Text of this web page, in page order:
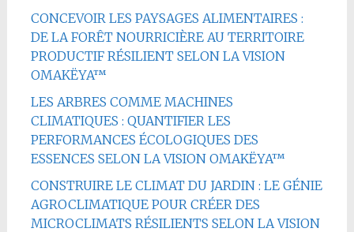
CONCEVOIR LES PAYSAGES ALIMENTAIRES :
DE LA FORÊT NOURRICIÈRE AU TERRITOIRE
PRODUCTIF RÉSILIENT SELON LA VISION
OMAKËYA™
LES ARBRES COMME MACHINES
CLIMATIQUES : QUANTIFIER LES
PERFORMANCES ÉCOLOGIQUES DES
ESSENCES SELON LA VISION OMAKËYA™
CONSTRUIRE LE CLIMAT DU JARDIN : LE GÉNIE
AGROCLIMATIQUE POUR CRÉER DES
MICROCLIMATS RÉSILIENTS SELON LA VISION